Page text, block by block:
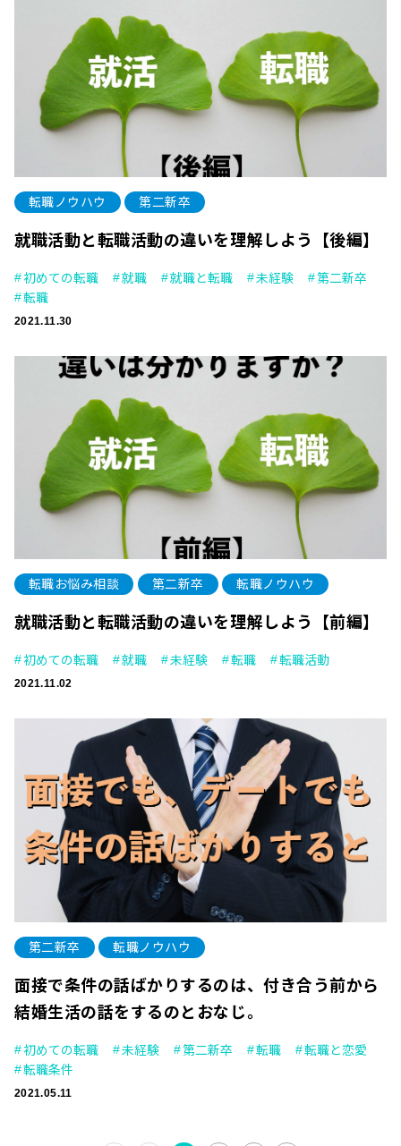
転職ノウハウ 第二新卒
就職活動と転職活動の違いを理解しよう【後編】
初めての転職 就職 就職と転職 未経験
第二新卒
転職
2021.11.30
転職お悩み相談 第二新卒 転職ノウハウ
就職活動と転職活動の違いを理解しよう【前編】
初めての転職 就職 未経験 転職 転職活動
2021.11.02
第二新卒 転職ノウハウ
面接で条件の話ばかりするのは、付き合う前から
結婚生活の話をするのとおなじ。
初めての転職 未経験 第二新卒 転職
転職と恋愛
転職条件
2021.05.11